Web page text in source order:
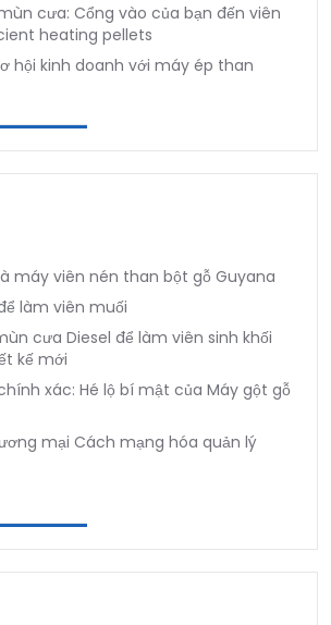
cưa: Cổng vào của bạn đến viên
heating pellets
hội kinh doanh với máy ép than
máy viên nén than bột gỗ Guyana
làm viên muối
cưa Diesel để làm viên sinh khối
kế mới
xác: Hé lộ bí mật của Máy gột gỗ
mại Cách mạng hóa quản lý